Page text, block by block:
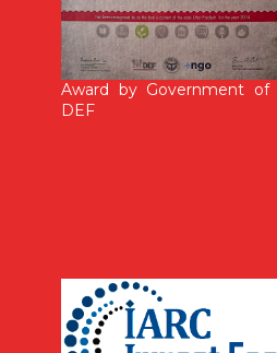
Award by Government of
DEF